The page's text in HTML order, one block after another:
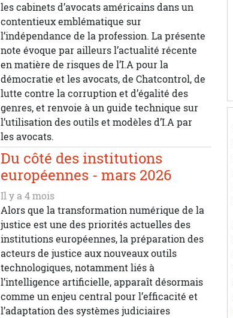
les cabinets d’avocats américains dans un
contentieux emblématique sur
l’indépendance de la profession. La présente
note évoque par ailleurs l’actualité récente
en matière de risques de l’I.A pour la
démocratie et les avocats, de Chatcontrol, de
lutte contre la corruption et d’égalité des
genres, et renvoie à un guide technique sur
l’utilisation des outils et modèles d’I.A par
les avocats.
Du côté des institutions
européennes - mars 2026
Il y a 4 mois
Alors que la transformation numérique de la
justice est une des priorités actuelles des
institutions européennes, la préparation des
acteurs de justice aux nouveaux outils
technologiques, notamment liés à
l’intelligence artificielle, apparaît désormais
comme un enjeu central pour l’efficacité et
l’adaptation des systèmes judiciaires